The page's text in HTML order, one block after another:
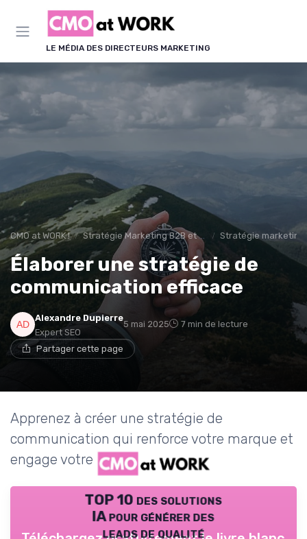
LE MÉDIA DES DIRECTEURS MARKETING
CMO at WORK ! Stratégie Marketing B2B et B2C Stratégie marketing
Élaborer une stratégie de
communication efficace
Alexandre Dupierre
Expert SEO
5 mai 2025 7 min de lecture
Partager cette page
Apprenez à créer une stratégie de
communication qui renforce votre marque et
engage votre audience.
TOP 10 des solutions
IA pour générer des
leads de qualité
Panneau de gestion des cookies